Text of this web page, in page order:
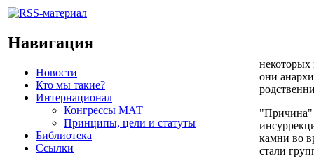
Навигация
Новости
Кто мы такие?
Интернационал
Конгрессы МАТ
Принципы, цели и статуты
Библиотека
Ссылки
некоторых
они
"Причина"
камни во
стали